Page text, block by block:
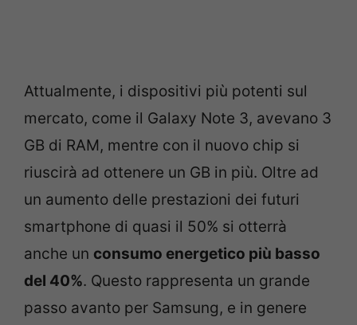
Attualmente, i dispositivi più potenti sul
mercato, come il Galaxy Note 3, avevano 3
GB di RAM, mentre con il nuovo chip si
riuscirà ad ottenere un GB in più. Oltre ad
un aumento delle prestazioni dei futuri
smartphone di quasi il 50% si otterrà
anche un consumo energetico più basso
del 40%. Questo rappresenta un grande
passo avanto per Samsung, e in genere